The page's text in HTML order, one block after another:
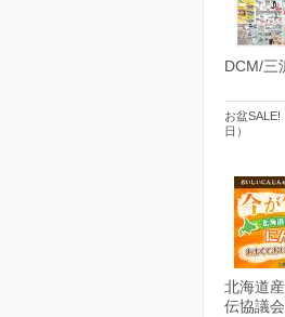
DCM/三
お盆SALE!
日）
北海道
伝協議